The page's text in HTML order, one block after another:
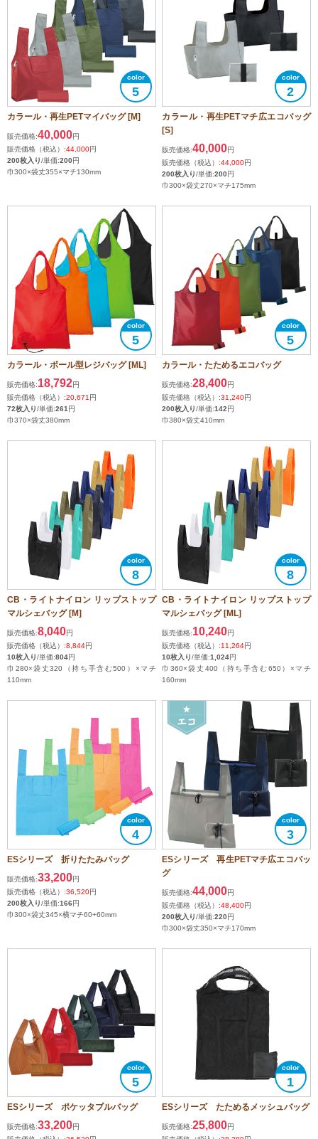
5
カラール・再生PETマイバッグ [M]
販売価格:40,000円
販売価格（税込）:44,000円
200枚入り/単価:200円
巾300×袋丈355×マチ130mm
2
カラール・再生PETマチ広エコバッグ
[S]
販売価格:40,000円
販売価格（税込）:44,000円
200枚入り/単価:200円
巾300×袋丈270×マチ175mm
5
カラール・ボール型レジバッグ [ML]
販売価格:18,792円
販売価格（税込）:20,671 円
72枚入り/単価:261 円
巾370×袋丈380mm
5
カラール・たためるエコバッグ
販売価格:28,400円
販売価格（税込）:31,240円
200枚入り/単価:142円
巾380×袋丈410mm
8
CB・ライトナイロン リップストップ
マルシェバッグ [M]
販売価格:8,040円
販売価格（税込）:8,844円
10枚入り/単価:804円
巾280×袋丈320（持ち手含む500）×マチ
110mm
8
CB・ライトナイロン リップストップ
マルシェバッグ [ML]
販売価格:10,240円
販売価格（税込）:11,264円
10枚入り/単価:1,024円
巾360×袋丈400（持ち手含む650）×マチ
160mm
4
ESシリーズ 折りたたみバッグ
販売価格:33,200円
販売価格（税込）:36,520円
200枚入り/単価:166円
巾300×袋丈345×横マチ60+60mm
3
ESシリーズ 再生PETマチ広エコバッ
グ
販売価格:44,000円
販売価格（税込）:48,400円
200枚入り/単価:220円
巾300×袋丈350×マチ170mm
5
ESシリーズ ポケッタブルバッグ
販売価格:33,200円
1
ESシリーズ たためるメッシュバッグ
販売価格:25,800円